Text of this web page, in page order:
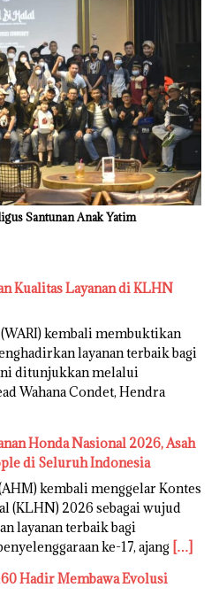
Santunan Anak Yatim
Kualitas Layanan di KLHN
kembali membuktikan
layanan terbaik bagi
ditunjukkan melalui
Wahana Condet, Hendra
Honda Nasional 2026, Asah
di Seluruh Indonesia
kembali menggelar Kontes
(KLHN) 2026 sebagai wujud
layanan terbaik bagi
ke-17, ajang […]
Hadir Membawa Evolusi